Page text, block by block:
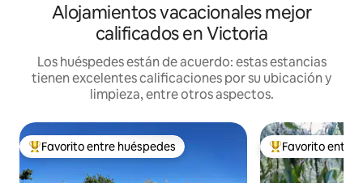
Alojamientos vacacionales mejor
calificados en Victoria
Los huéspedes están de acuerdo: estas estancias
tienen excelentes calificaciones por su ubicación y
limpieza, entre otros aspectos.
De los mejores en Favorito entre huéspedes
Favorito entre huéspedes De los mejores
Favorito entre